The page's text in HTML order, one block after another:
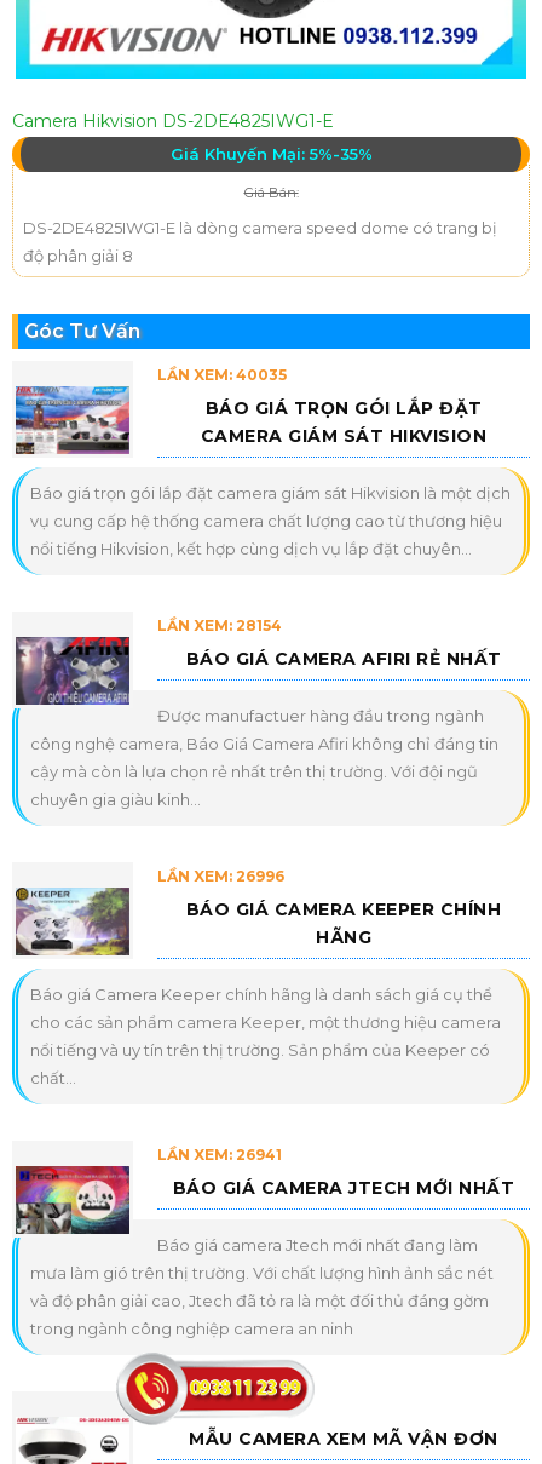
Camera Hikvision DS-2DE4825IWG1-E
Giá Khuyến Mại: 5%-35%
Giá Bán:
DS-2DE4825IWG1-E là dòng camera speed dome có trang bị
độ phân giải 8
Góc Tư Vấn
LẦN XEM: 40035
BÁO GIÁ TRỌN GÓI LẮP ĐẶT
CAMERA GIÁM SÁT HIKVISION
Báo giá trọn gói lắp đặt camera giám sát Hikvision là một dịch
vụ cung cấp hệ thống camera chất lượng cao từ thương hiệu
nổi tiếng Hikvision, kết hợp cùng dịch vụ lắp đặt chuyên...
LẦN XEM: 28154
BÁO GIÁ CAMERA AFIRI RẺ NHẤT
Được manufactuer hàng đầu trong ngành
công nghệ camera, Báo Giá Camera Afiri không chỉ đáng tin
cậy mà còn là lựa chọn rẻ nhất trên thị trường. Với đội ngũ
chuyên gia giàu kinh...
LẦN XEM: 26996
BÁO GIÁ CAMERA KEEPER CHÍNH
HÃNG
Báo giá Camera Keeper chính hãng là danh sách giá cụ thể
cho các sản phẩm camera Keeper, một thương hiệu camera
nổi tiếng và uy tín trên thị trường. Sản phẩm của Keeper có
chất...
LẦN XEM: 26941
BÁO GIÁ CAMERA JTECH MỚI NHẤT
Báo giá camera Jtech mới nhất đang làm
mưa làm gió trên thị trường. Với chất lượng hình ảnh sắc nét
và độ phân giải cao, Jtech đã tỏ ra là một đối thủ đáng gờm
trong ngành công nghiệp camera an ninh
LẦN XEM: 21768
MẪU CAMERA XEM MÃ VẬN ĐƠN